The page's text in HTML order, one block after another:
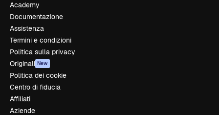
Academy
Documentazione
Assistenza
Termini e condizioni
Politica sulla privacy
Originali New
Politica dei cookie
Centro di fiducia
Affiliati
Aziende